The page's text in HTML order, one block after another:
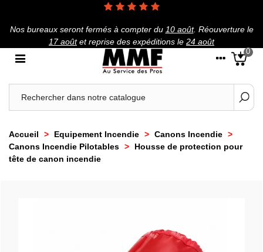
Nos bureaux seront fermés à compter du 10 août. Réouverture le
17 aoûtet reprise des expéditions le 24 août
0
Accueil > Equipement Incendie > Canons Incendie >
Canons Incendie Pilotables >
Housse de protection pour
tête de canon incendie